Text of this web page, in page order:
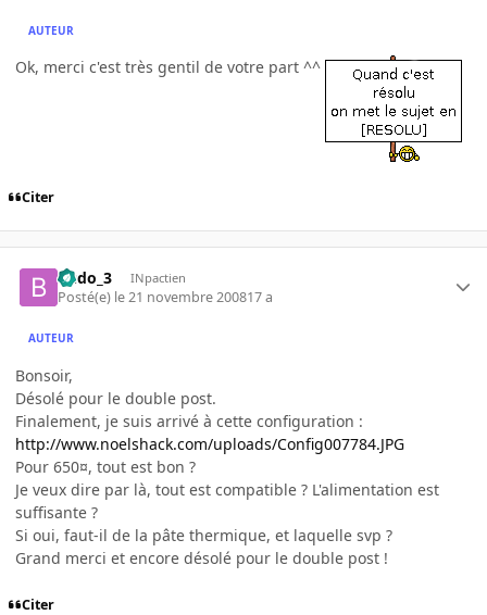
AUTEUR
Ok, merci c'est très gentil de votre part ^^
Citer
Budo_3 INpactien
Posté(e) le 21 novembre 200817 a
AUTEUR
Bonsoir,
Désolé pour le double post.
Finalement, je suis arrivé à cette configuration :
http://www.noelshack.com/uploads/Config007784.JPG
Pour 650¤, tout est bon ?
Je veux dire par là, tout est compatible ? L'alimentation est
suffisante ?
Si oui, faut-il de la pâte thermique, et laquelle svp ?
Grand merci et encore désolé pour le double post !
Citer